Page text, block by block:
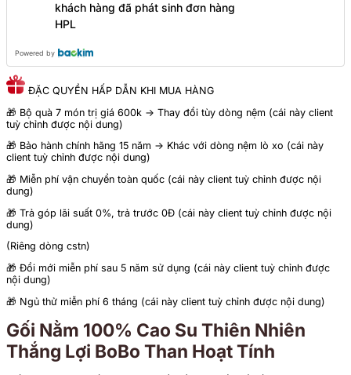
khách hàng đã phát sinh đơn hàng
HPL
Powered by
ĐẶC QUYỀN HẤP DẪN KHI MUA HÀNG
🎁 Bộ quà 7 món trị giá 600k -> Thay đổi tùy dòng nệm (cái này client
tuỳ chỉnh được nội dung)
🎁 Bảo hành chính hãng 15 năm -> Khác với dòng nệm lò xo (cái này
client tuỳ chỉnh được nội dung)
🎁 Miễn phí vận chuyển toàn quốc (cái này client tuỳ chỉnh được nội
dung)
🎁 Trả góp lãi suất 0%, trả trước 0Đ (cái này client tuỳ chỉnh được nội
dung)
(Riêng dòng cstn)
🎁 Đổi mới miễn phí sau 5 năm sử dụng (cái này client tuỳ chỉnh được
nội dung)
🎁 Ngủ thử miễn phí 6 tháng (cái này client tuỳ chỉnh được nội dung)
Gối Nằm 100% Cao Su Thiên Nhiên
Thắng Lợi BoBo Than Hoạt Tính